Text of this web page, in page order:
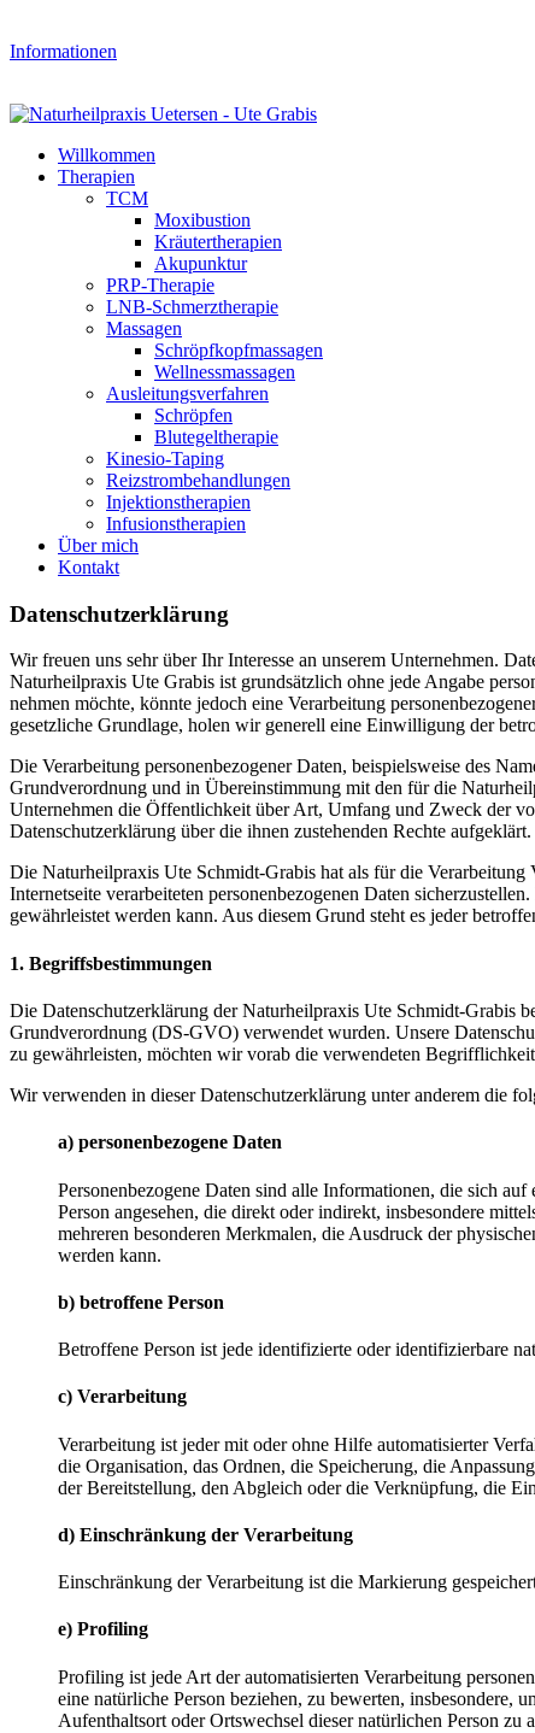
Informationen
Willkommen
Therapien
TCM
Moxibustion
Kräutertherapien
Akupunktur
PRP-Therapie
LNB-Schmerztherapie
Massagen
Schröpfkopfmassagen
Wellnessmassagen
Ausleitungsverfahren
Schröpfen
Blutegeltherapie
Kinesio-Taping
Reizstrombehandlungen
Injektionstherapien
Infusionstherapien
Über mich
Kontakt
Datenschutzerklärung
Wir freuen uns sehr über Ihr Interesse an unserem Unternehmen.
Naturheilpraxis Ute Grabis ist grundsätzlich ohne jede Angabe
nehmen möchte, könnte jedoch eine Verarbeitung
gesetzliche Grundlage, holen wir generell eine Einwilligung der
Die Verarbeitung personenbezogener Daten, beispielsweise des
Grundverordnung und in Übereinstimmung mit den für die
Unternehmen die Öffentlichkeit über Art, Umfang und Zweck der
Datenschutzerklärung über die ihnen zustehenden Rechte aufgeklärt.
Die Naturheilpraxis Ute Schmidt-Grabis hat als für die Verarbeitung
Internetseite verarbeiteten personenbezogenen Daten
gewährleistet werden kann. Aus diesem Grund steht es jeder
1. Begriffsbestimmungen
Die Datenschutzerklärung der Naturheilpraxis Ute Schmidt-Grabis
Grundverordnung (DS-GVO) verwendet wurden. Unsere
zu gewährleisten, möchten wir vorab die verwendeten
Wir verwenden in dieser Datenschutzerklärung unter anderem die
a) personenbezogene Daten
Personenbezogene Daten sind alle Informationen, die sich
Person angesehen, die direkt oder indirekt, insbesondere
mehreren besonderen Merkmalen, die Ausdruck der
werden kann.
b) betroffene Person
Betroffene Person ist jede identifizierte oder identifizierbare
c) Verarbeitung
Verarbeitung ist jeder mit oder ohne Hilfe automatisierter
die Organisation, das Ordnen, die Speicherung, die
der Bereitstellung, den Abgleich oder die Verknüpfung, die
d) Einschränkung der Verarbeitung
Einschränkung der Verarbeitung ist die Markierung
e) Profiling
Profiling ist jede Art der automatisierten Verarbeitung
eine natürliche Person beziehen, zu bewerten, insbesondere,
Aufenthaltsort oder Ortswechsel dieser natürlichen Person zu